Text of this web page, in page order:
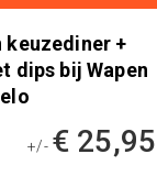
keuzediner +
dips bij Wapen
+/- € 25,95